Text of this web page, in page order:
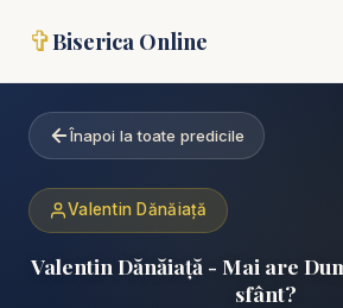
✞Biserica Online
Înapoi la toate predicile
Valentin Dănăiață
Valentin Dănăiață - Mai are
sfânt?